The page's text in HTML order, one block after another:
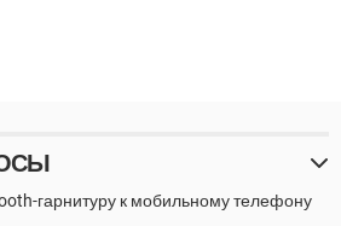
гарнитуру к мобильному телефону